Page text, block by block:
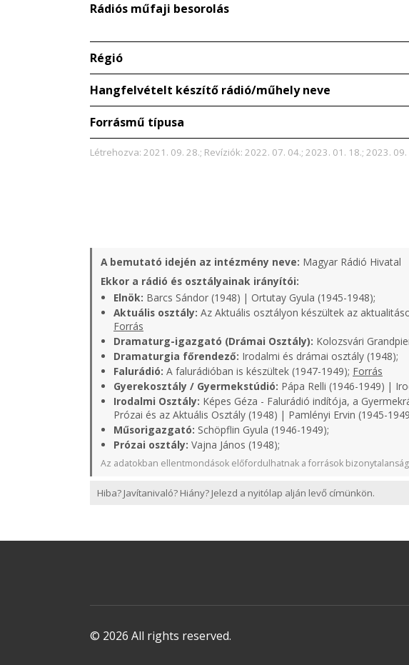
Rádiós műfaji besorolás
Régió
Hangfelvételt készítő rádió/műhely neve
Forrásmű típusa
Létrehozva: 2021. 09. 28.; Revíziók: 2022. 07. 04.; 2023. 01. 18.; 2023.
A bemutató idején az intézmény neve: Magyar Rádió Hivatal
Ekkor a rádió és osztályainak irányítói:
Elnök: Barcs Sándor (1948) | Ortutay Gyula (1945-1948);
Aktuális osztály: Az Aktuális osztályon készültek az
Forrás
Dramaturg-igazgató (Drámai Osztály): Kolozsvári
Dramaturgia főrendező: Irodalmi és drámai osztály (1948);
Falurádió: A falurádióban is készültek (1947-1949); Forrás
Gyerekosztály / Gyermekstúdió: Pápa Relli (1946-1949) |
Irodalmi Osztály: Képes Géza - Falurádió indítója, a
Prózai és az Aktuális Osztály (1948) | Pamlényi Ervin (1945-
Műsorigazgató: Schöpflin Gyula (1946-1949);
Prózai osztály: Vajna János (1948);
Az adatokban ellentmondások előfordulhatnak a források
Hiba? Javítanivaló? Hiány? Jelezd a nyitólap alján levő címünkön.
© 2026 All rights reserved.